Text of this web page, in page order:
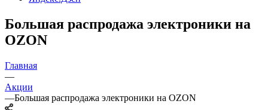
Большая распродажа электроники на
OZON
Главная
—
Акции
—Большая распродажа электроники на OZON